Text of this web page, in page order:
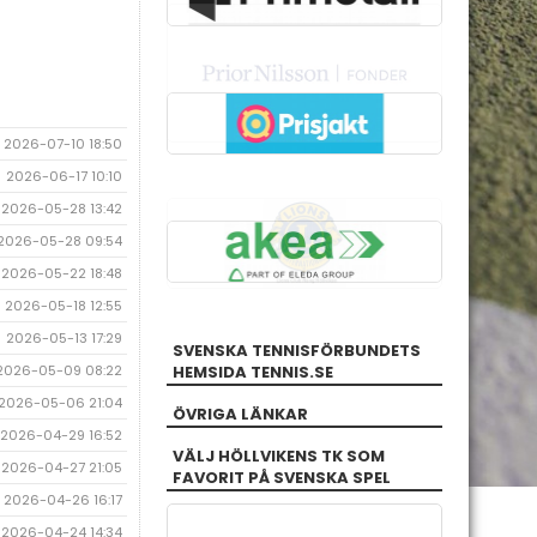
2026-07-10 18:50
2026-06-17 10:10
2026-05-28 13:42
05-28 09:54
2026-05-22 18:48
2026-05-18 12:55
2026-05-13 17:29
05-09 08:22
05-06 21:04
2026-04-29 16:52
2026-04-27 21:05
2026-04-26 16:17
2026-04-24 14:34
SVENSKA TENNISFÖRBUNDETS
HEMSIDA TENNIS.SE
ÖVRIGA LÄNKAR
VÄLJ HÖLLVIKENS TK SOM
FAVORIT PÅ SVENSKA SPEL